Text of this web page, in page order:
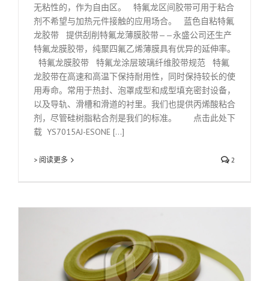
无粘性的，作为自由区。 特氟龙区间胶带可用于粘合
剂不希望与加热元件接触的应用场合。 蓝色自粘特氟
龙胶带 提供刮削特氟龙薄膜胶带——永盛公司还生产
特氟龙膜胶带，纯聚四氟乙烯薄膜具有优异的延伸率。
特氟龙膜胶带 特氟龙涂层玻璃纤维胶带规范 特氟
龙胶带在高速和高温下保持耐用性，同时保持较长的使
用寿命。常用于热封、泡罩成型和成型填充密封设备，
以及导轨、滑槽和滑道的衬里。我们也提供丙烯酸粘合
剂，尽管硅树脂粘合剂是我们的标准。 点击此处下
载 YS7015AJ-ESONE [...]
> 阅读更多 2